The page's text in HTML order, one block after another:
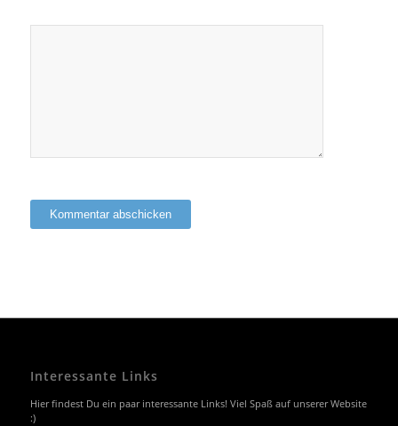
Interessante Links
Hier findest Du ein paar interessante Links! Viel Spaß auf unserer Website
:)